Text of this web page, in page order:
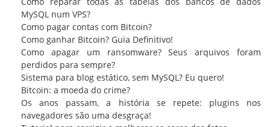
MySQL num VPS?
Como pagar contas com Bitcoin?
Como ganhar Bitcoin? Guia Definitivo!
Como apagar um ransomware? Seus arquivos foram
perdidos para sempre?
Sistema para blog estático, sem MySQL? Eu quero!
Bitcoin: a moeda do crime?
Os anos passam, a história se repete: plugins nos
navegadores são uma desgraça!